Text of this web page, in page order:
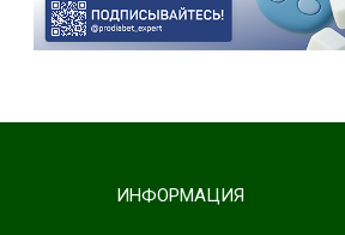
ИНФОРМАЦИЯ